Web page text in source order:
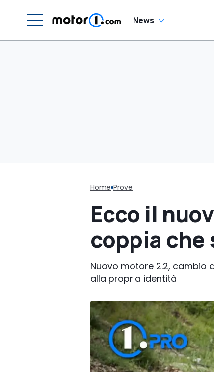
News
Home Prove
Ecco il
coppia che
Nuovo motore 2.2, cambio
alla propria identità